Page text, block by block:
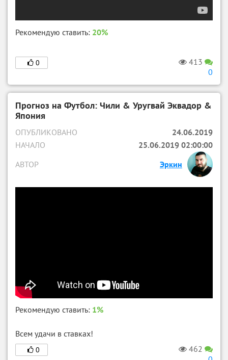
Рекомендую ставить: 20%
0
413
0
Прогноз на Футбол: Чили & Уругвай Эквадор &
Япония
ОПУБЛИКОВАНО
24.06.2019
НАЧАЛО
25.06.2019 02:00:00
АВТОР
Эркин
Рекомендую ставить: 1%
Всем удачи в ставках!
0
462